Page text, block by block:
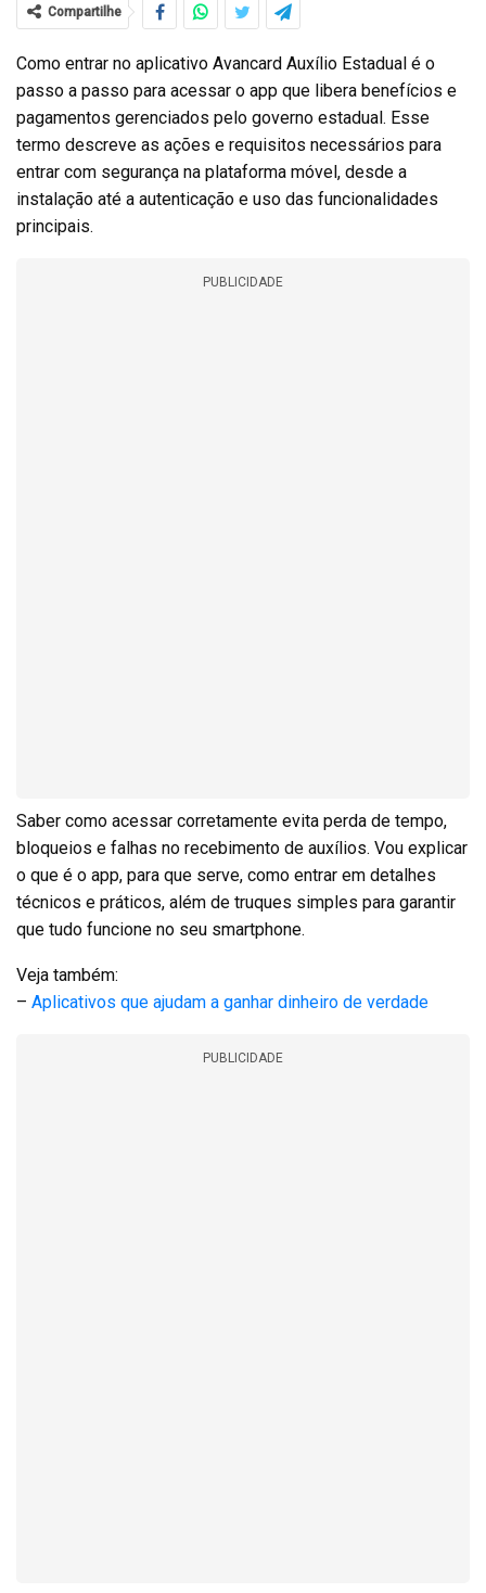
Compartilhe
Como entrar no aplicativo Avancard Auxílio Estadual é o
passo a passo para acessar o app que libera benefícios e
pagamentos gerenciados pelo governo estadual. Esse
termo descreve as ações e requisitos necessários para
entrar com segurança na plataforma móvel, desde a
instalação até a autenticação e uso das funcionalidades
principais.
PUBLICIDADE
Saber como acessar corretamente evita perda de tempo,
bloqueios e falhas no recebimento de auxílios. Vou explicar
o que é o app, para que serve, como entrar em detalhes
técnicos e práticos, além de truques simples para garantir
que tudo funcione no seu smartphone.
Veja também:
– Aplicativos que ajudam a ganhar dinheiro de verdade
PUBLICIDADE